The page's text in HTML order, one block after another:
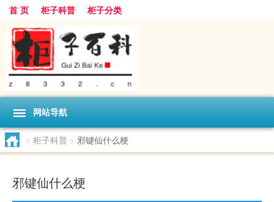
首 页 柜子科普 柜子分类
网站导航
> 柜子科普 > 邪键仙什么梗
邪键仙什么梗